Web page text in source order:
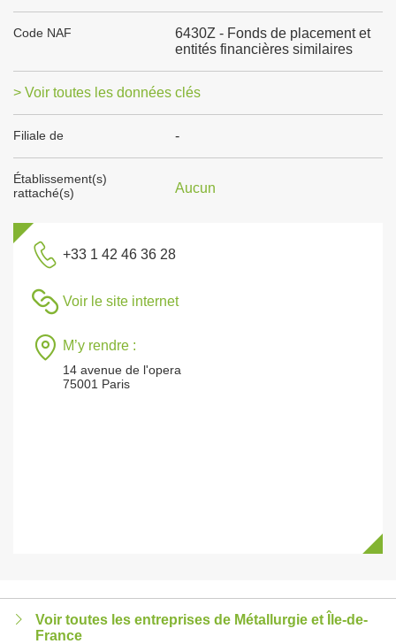
Code NAF
6430Z - Fonds de placement et
entités financières similaires
> Voir toutes les données clés
Filiale de -
Établissement(s)
rattaché(s)
Aucun
+33 1 42 46 36 28
Voir le site internet
M’y rendre :
14 avenue de l'opera
75001 Paris
Voir toutes les entreprises de Métallurgie et Île-de-
France